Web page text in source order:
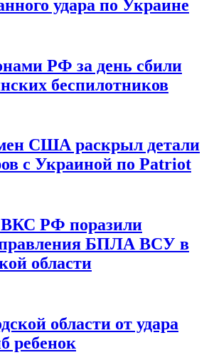
удара по Украине
РФ за день сбили
беспилотников
США раскрыл детали
с Украиной по Patriot
РФ поразили
БПЛА ВСУ в
области
области от удара
ребенок